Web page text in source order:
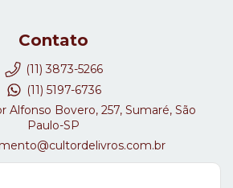
Contato
(11) 3873-5266
(11) 5197-6736
Alfonso Bovero, 257, Sumaré, São
Paulo-SP